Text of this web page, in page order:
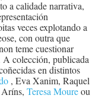
a calidade narrativa,
veces explotando a
con outra que
teme cuestionar
A colección, publicada
en distintos
, Eva Xanim, Raquel
Aríns, Teresa Moureou